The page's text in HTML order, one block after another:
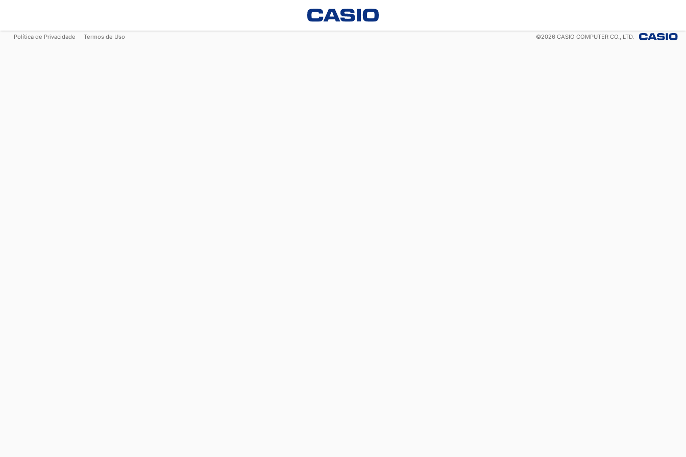
Política de Privacidade Termos de Uso ©2026 CASIO COMPUTER CO., LTD.